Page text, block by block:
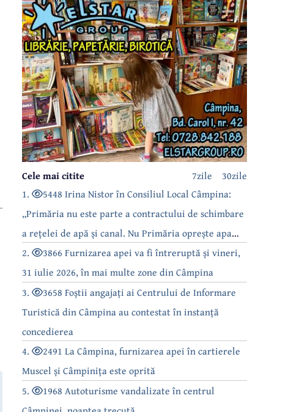
30zile
7zile
Cele mai citite
1.
5448 Irina Nistor în Consiliul Local Câmpina:
„Primăria nu este parte a contractului de schimbare
a rețelei de apă și canal. Nu Primăria oprește apa
câmpinenilor!”
2.
3866 Furnizarea apei va fi întreruptă și vineri,
31 iulie 2026, în mai multe zone din Câmpina
3.
3658 Foștii angajați ai Centrului de Informare
Turistică din Câmpina au contestat în instanță
concedierea
4.
2491 La Câmpina, furnizarea apei în cartierele
Muscel și Câmpinița este oprită
5.
1968 Autoturisme vandalizate în centrul